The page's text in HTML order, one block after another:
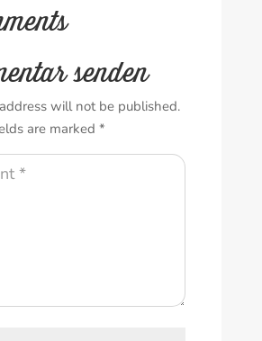
senden
will not be published.
are marked *